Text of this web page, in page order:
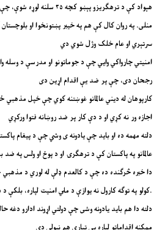
هېواد کې د ترهګریزو پېښو
منلی. په روان کال کې هم په خیبر پښتونخوا او
سرتېري او عام خلک وژل شوي دي
امنیتي چارواکي وایي چې د جوماتونو او مدرسې د وسله
رجحان دی، چې پر ضد یې اقدام اړین دی
کارپوهان له دیني عالمانو غوښتنه کوي چې خپل مذهبي
اجازه ور نه کړي او د دې کار پر ضد روښانه فتوا ورکړي
دلته مهمه ده او باید چې یادونه ی وشي چې د پیغام
عالمانو په پاکستان کې د ترهګرۍ او د پوځ او ولس په ضد
دا خبره څرګنده ده چې د کالعدم ډلې له لوري د مذهبي
کولو په توګه کارول نه یوازې د ملي امنیت لپاره، بلکې د دیني تقدس لپاره هم لوی خطر دی.
دلته دا هم باید یادونه وشی چې دولتي اړوند ادارو دغه